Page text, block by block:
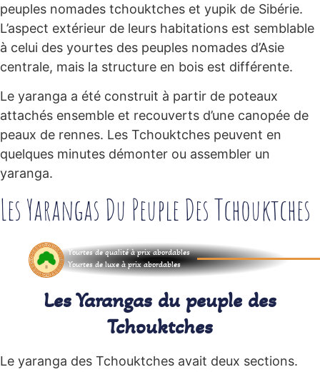
peuples nomades tchouktches et yupik de Sibérie.
L’aspect extérieur de leurs habitations est semblable
à celui des yourtes des peuples nomades d’Asie
centrale, mais la structure en bois est différente.
Le yaranga a été construit à partir de poteaux
attachés ensemble et recouverts d’une canopée de
peaux de rennes. Les Tchouktches peuvent en
quelques minutes démonter ou assembler un
yaranga.
Les Yarangas Du Peuple Des Tchouktches
Yourtes de qualité à prix abordables
Yourtes de luxe à prix abordables
Les Yarangas du peuple des
Tchouktches
Le yaranga des Tchouktches avait deux sections.